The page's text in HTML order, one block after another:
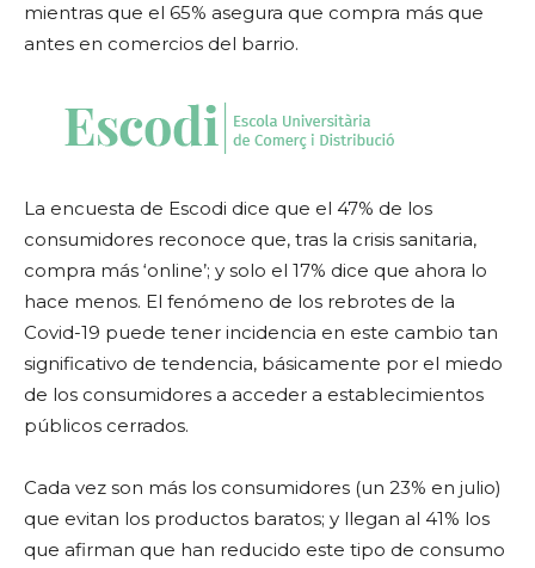
mientras que el 65% asegura que compra más que
antes en comercios del barrio.
La encuesta de Escodi dice que el 47% de los
consumidores reconoce que, tras la crisis sanitaria,
compra más ‘online’; y solo el 17% dice que ahora lo
hace menos. El fenómeno de los rebrotes de la
Covid-19 puede tener incidencia en este cambio tan
significativo de tendencia, básicamente por el miedo
de los consumidores a acceder a establecimientos
públicos cerrados.
Cada vez son más los consumidores (un 23% en julio)
que evitan los productos baratos; y llegan al 41% los
que afirman que han reducido este tipo de consumo